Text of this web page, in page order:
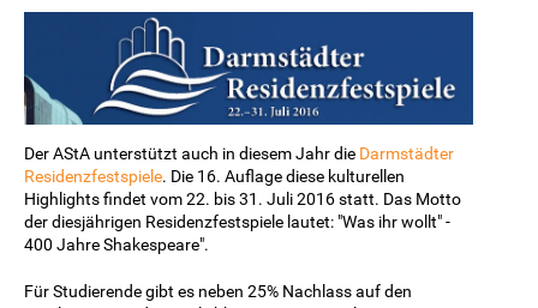
Der AStA unterstützt auch in diesem Jahr die Darmstädter
Residenzfestspiele. Die 16. Auflage diese kulturellen
Highlights findet vom 22. bis 31. Juli 2016 statt. Das Motto
der diesjährigen Residenzfestspiele lautet: "Was ihr wollt" -
400 Jahre Shakespeare".
Für Studierende gibt es neben 25% Nachlass auf den